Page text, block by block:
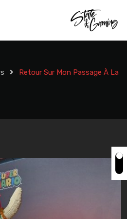
Retour Sur Mon Passage À La